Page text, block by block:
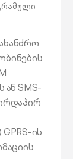
ან SMS-
ის